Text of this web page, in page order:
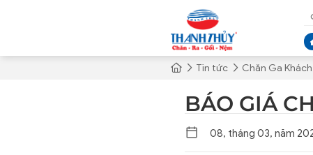
Tin tức Chăn Ga Khách
BÁO GIÁ
08, tháng 03, năm